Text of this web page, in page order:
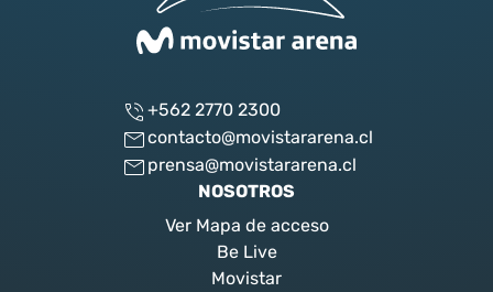
+562 2770 2300
contacto@movistararena.cl
prensa@movistararena.cl
NOSOTROS
Ver Mapa de acceso
Be Live
Movistar